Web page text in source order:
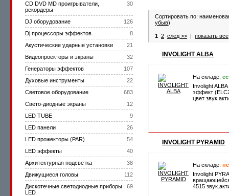
30
CD DVD MD проигрыватели,
рекордеры
126
DJ оборудование
8
Dj процессоры эффектов
21
Акустические ударные установки
32
Видеопроекторы и экраны
107
Генераторы эффектов
22
Духовые инструменты
683
Световое оборудование
12
Cвето-диодные экраны
9
LED TUBE
26
LED панели
54
LED прожекторы (PAR)
40
LED эффекты
38
Архитектурная подсветка
112
Движущиеся головы
69
Дискотечные светодиодные приборы
LED
Сортировать по:
убыв)
1 2 след >> | показать все
INVOLIGHT ALBA
На складе:
Involight
эффект
цвет
INVOLIGHT PYRAMID
На складе:
Involight
4515